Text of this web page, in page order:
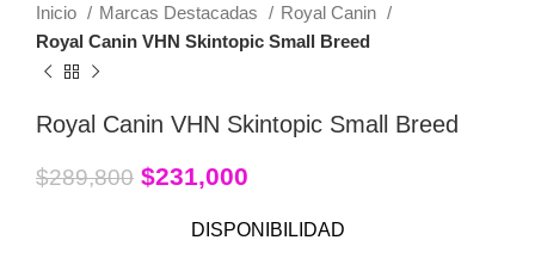
Inicio Marcas Destacadas
Royal Canin
Royal Canin VHN Skintopic Small Breed
Royal Canin VHN Skintopic Small Breed
$289,800 $231,000
DISPONIBILIDAD